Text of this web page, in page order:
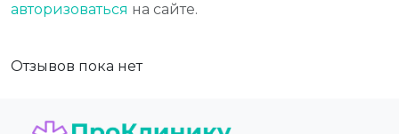
авторизоваться на сайте.
Отзывов пока нет